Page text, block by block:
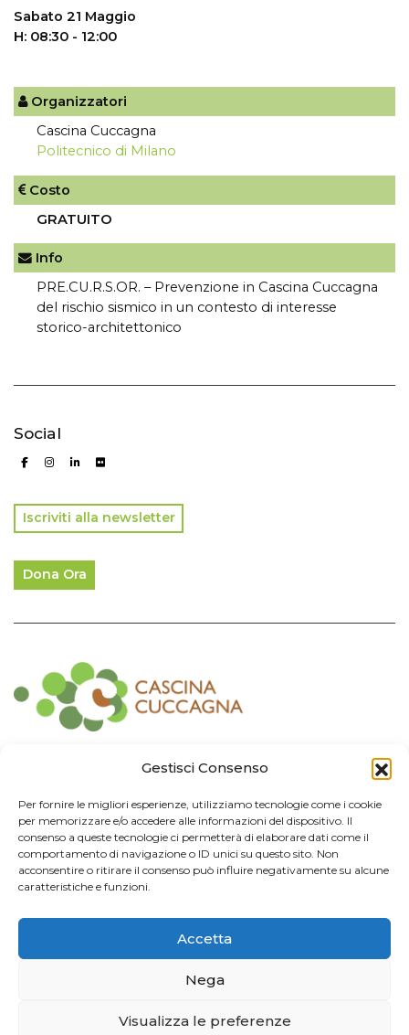
Gestisci Consenso
Per fornire le migliori esperienze, utilizziamo tecnologie come i cookie
per memorizzare e/o accedere alle informazioni del dispositivo. Il
consenso a queste tecnologie ci permetterà di elaborare dati come il
comportamento di navigazione o ID unici su questo sito. Non
acconsentire o ritirare il consenso può influire negativamente su alcune
caratteristiche e funzioni.
Accetta
Nega
Visualizza le preferenze
Sabato 21 Maggio
H: 08:30 - 12:00
Organizzatori
Cascina Cuccagna
Politecnico di Milano
Costo
GRATUITO
Info
PRE.CU.R.S.OR. – Prevenzione in Cascina Cuccagna
del rischio sismico in un contesto di interesse
storico-architettonico
Social
Iscriviti alla newsletter
Dona Ora
Impresa Sociale
Via Cuccagna 2/4 - 20135 Milano - tel. 02.83421007
CF97426130155 -P. IVA06232010964 -REA MI-2522352 -RUNTS25837
21/03/2022
cuccagna@arubapec.it - info@cuccagna.org
Info Legali
© 2024 Cascina Cuccagna. Tutti i diritti riservati.